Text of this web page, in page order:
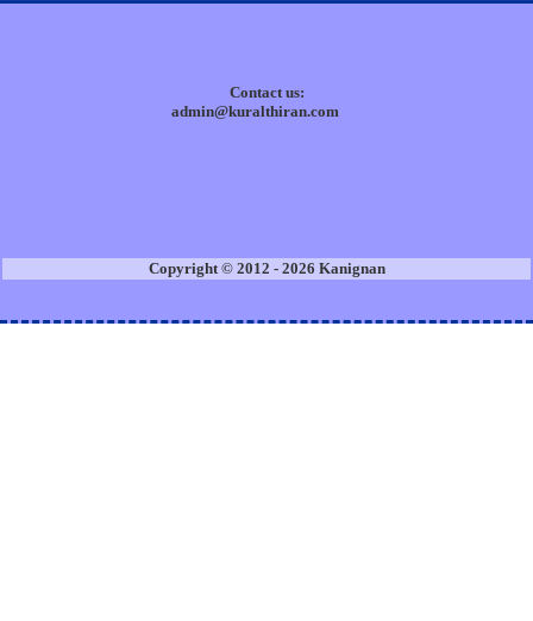
Contact us:
admin@kuralthiran.com
Copyright © 2012 - 2026 Kanignan